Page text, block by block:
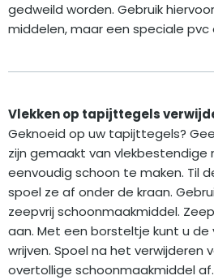
gedweild worden. Gebruik
middelen, maar een speciale pvc
Vlekken op tapijttegels
Geknoeid op uw tapijttegels?
zijn gemaakt van vlekbestendige
eenvoudig schoon te maken. Til
spoel ze af onder de kraan.
zeepvrij schoonmaakmiddel.
aan. Met een borsteltje kunt u de
wrijven. Spoel na het verwijderen
overtollige schoonmaakmiddel